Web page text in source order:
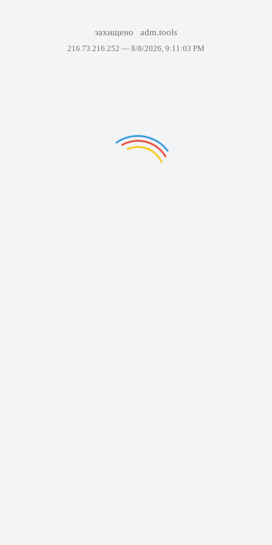
захищено adm.tools
216.73.216.252 — 8/8/2026, 9:11:03 PM